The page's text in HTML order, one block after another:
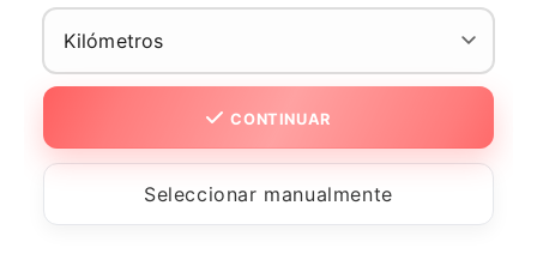
CONTINUAR
Seleccionar manualmente